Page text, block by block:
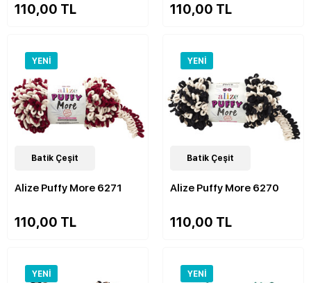
110,00 TL 110,00 TL
YENI
48Çeşit
Batik Çeşit
Alize Puffy More 6271
110,00 TL
YENI
48Çeşit
Batik Çeşit
Alize Puffy More 6270
110,00 TL
YENI YENI